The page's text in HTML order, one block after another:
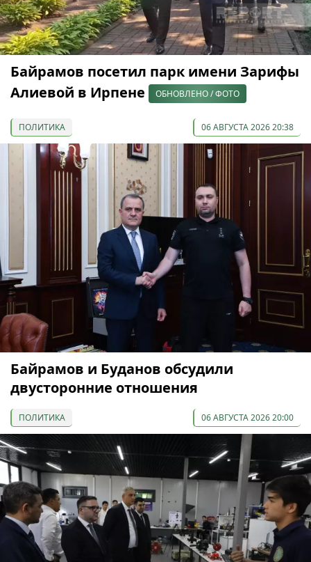
Байрамов посетил парк имени Зарифы
Алиевой в Ирпене
ОБНОВЛЕНО / ФОТО
ПОЛИТИКА 06 АВГУСТА 2026 20:38
Байрамов и Буданов обсудили
двусторонние отношения
ПОЛИТИКА 06 АВГУСТА 2026 20:00